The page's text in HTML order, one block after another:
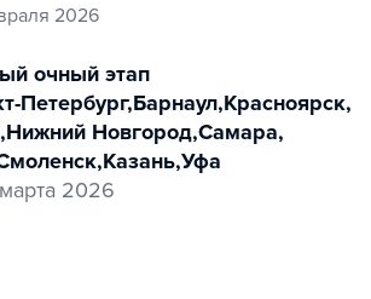
2026
очный этап
Петербург,Барнаул,Красноярск,
,Нижний Новгород,Самара,
,Казань,Уфа
2026